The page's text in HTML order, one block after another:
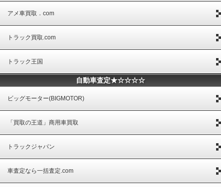
アメ車買取．com
トラック買取.com
トラック王国
自動車査定★☆☆☆☆
ビッグモーター(BIGMOTOR)
「買取の王道」商用車買取
トラックジャパン
車査定なら一括査定.com